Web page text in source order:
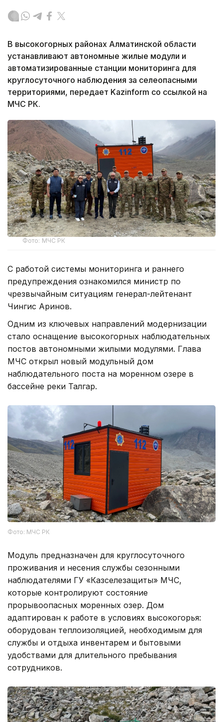
В высокогорных районах Алматинской области
устанавливают автономные жилые модули и
автоматизированные станции мониторинга для
круглосуточного наблюдения за селеопасными
территориями, передает Kazinform со ссылкой на
МЧС РК.
Фото: МЧС РК
С работой системы мониторинга и раннего
предупреждения ознакомился министр по
чрезвычайным ситуациям генерал-лейтенант
Чингис Аринов.
Одним из ключевых направлений модернизации
стало оснащение высокогорных наблюдательных
постов автономными жилыми модулями. Глава
МЧС открыл новый модульный дом
наблюдательного поста на моренном озере в
бассейне реки Талгар.
Фото: МЧС РК
Модуль предназначен для круглосуточного
проживания и несения службы сезонными
наблюдателями ГУ «Казселезащиты» МЧС,
которые контролируют состояние
прорывоопасных моренных озер. Дом
адаптирован к работе в условиях высокогорья:
оборудован теплоизоляцией, необходимым для
службы и отдыха инвентарем и бытовыми
удобствами для длительного пребывания
сотрудников.